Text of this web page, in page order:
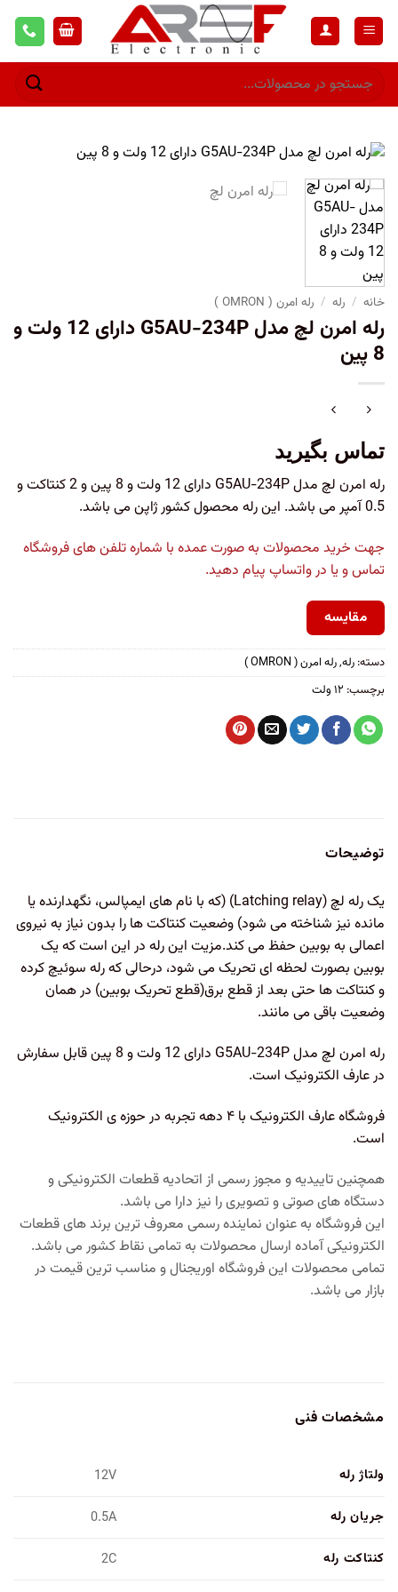
خانه / رله / رله امرن ( OMRON )
رله امرن لچ مدل G5AU-234P دارای 12 ولت و
8 پین
تماس بگیرید
رله امرن لچ مدل G5AU-234P دارای 12 ولت و 8 پین و 2 کنتاکت و
0.5 آمپر می باشد. این رله محصول کشور ژاپن می باشد.
جهت خرید محصولات به صورت عمده با شماره تلفن های فروشگاه
تماس و یا در واتساپ پیام دهید.
مقایسه
دسته: رله,رله امرن ( OMRON )
برچسب: ۱۲ ولت
توضیحات
یک رله لچ (Latching relay) (که با نام های ایمپالس، نگهدارنده یا
مانده نیز شناخته می شود) وضعیت کنتاکت ها را بدون نیاز به نیروی
اعمالی به بوبین حفظ می کند.مزیت این رله در این است که یک
بوبین بصورت لحظه ای تحریک می شود، درحالی که رله سوئیچ کرده
و کنتاکت ها حتی بعد از قطع برق(قطع تحریک بوبین) در همان
وضعیت باقی می مانند.
رله امرن لچ مدل G5AU-234P دارای 12 ولت و 8 پین قابل سفارش
در عارف الکترونیک است.
فروشگاه عارف الکترونیک با ۴ دهه تجربه در حوزه ی الکترونیک
است.
همچنین تاییدیه و مجوز رسمی از اتحادیه قطعات الکترونیکی و
دستگاه های صوتی و تصویری را نیز دارا می باشد.
این فروشگاه به عنوان نماینده رسمی معروف ترین برند های قطعات
الکترونیکی آماده ارسال محصولات به تمامی نقاط کشور می باشد.
تمامی محصولات این فروشگاه اوریجنال و مناسب ترین قیمت در
بازار می باشد.
مشخصات فنی
ولتاژ رله 12V
جریان رله 0.5A
کنتاکت رله 2C